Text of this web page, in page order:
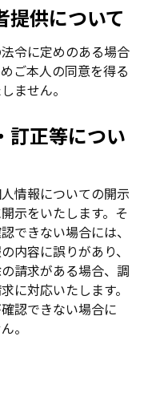
提供について
令に定めのある場合
ご本人の同意を得る
ません。
訂正等につい
情報についての開示
示をいたします。そ
できない場合には、
内容に誤りがあり、
請求がある場合、調
に対応いたします。
認できない場合に
。